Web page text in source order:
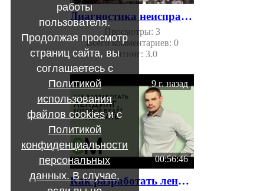
Диагностика неисправности компьютера
Просмотры: 3
Всего комментариев: 0
Рейтинг: 3.0
9 г. назад
00:56:46
Как разработать лендинг, который будет продавать. Денис Нарижный
работы
пользователя.
Продолжая просмотр
страниц сайта, вы
соглашаетесь с
Политикой
использования
файлов cookiesи с
Политикой
конфиденциальности
персональных
данных. В случае,